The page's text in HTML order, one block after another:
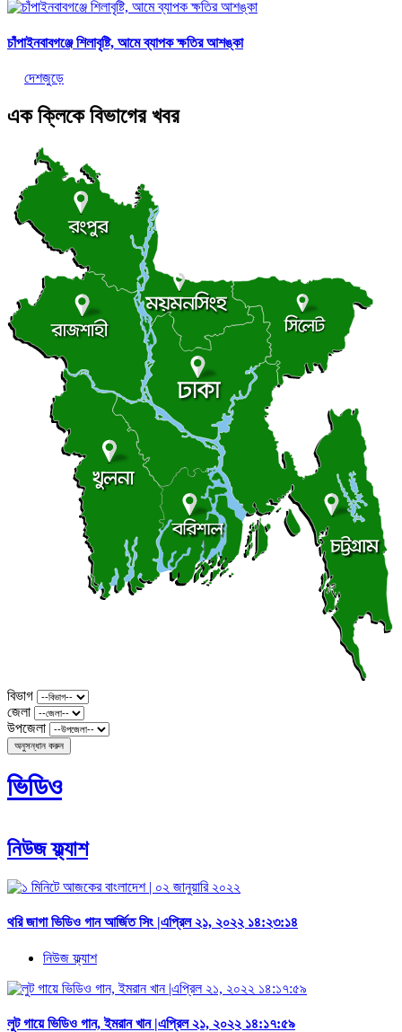
চাঁপাইনবাবগঞ্জে শিলাবৃষ্টি, আমে ব্যাপক ক্ষতির আশঙ্কা
দেশজুড়ে
এক ক্লিকে বিভাগের খবর
বিভাগ
জেলা
উপজেলা
অনুসন্ধান করুন
ভিডিও
নিউজ ফ্ল্যাশ
থরি জাগা ভিডিও গান আর্জিত সিং |এপ্রিল ২১, ২০২২ ১৪:২৩:১৪
নিউজ ফ্ল্যাশ
লুট গায়ে ভিডিও গান, ইমরান খান |এপ্রিল ২১, ২০২২ ১৪:১৭:৫৯